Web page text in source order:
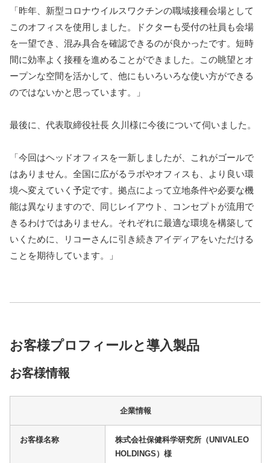
「昨年、新型コロナウイルスワクチンの職域接種会場として
このオフィスを使用しました。ドクターも受付の社員も会場
を一望でき、混み具合を確認できるのが良かったです。短時
間に効率よく接種を進めることができました。この眺望とオ
ープンな空間を活かして、他にもいろいろな使い方ができる
のではないかと思っています。」
最後に、代表取締役社長 久川様に今後について伺いました。
「今回はヘッドオフィスを一新しましたが、これがゴールで
はありません。全国に広がるラボやオフィスも、より良い環
境へ変えていく予定です。拠点によって立地条件や必要な機
能は異なりますので、同じレイアウト、コンセプトが流用で
きるわけではありません。それぞれに最適な環境を構築して
いくために、リコーさんに引き続きアイディアをいただける
ことを期待しています。」
お客様プロフィールと導入製品
お客様情報
企業情報
お客様名称
株式会社保健科学研究所（UNIVALEO
HOLDINGS）様